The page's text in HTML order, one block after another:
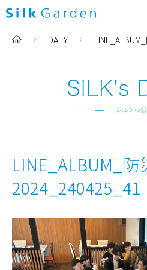
DAILY
LINE_ALBUM_防
2024_240425_41